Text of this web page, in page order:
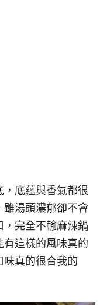
底蘊與香氣都很
雖湯頭濃郁卻不會
完全不輸麻辣鍋
這樣的風味真的
味真的很合我的